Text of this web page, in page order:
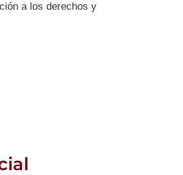
a los derechos y